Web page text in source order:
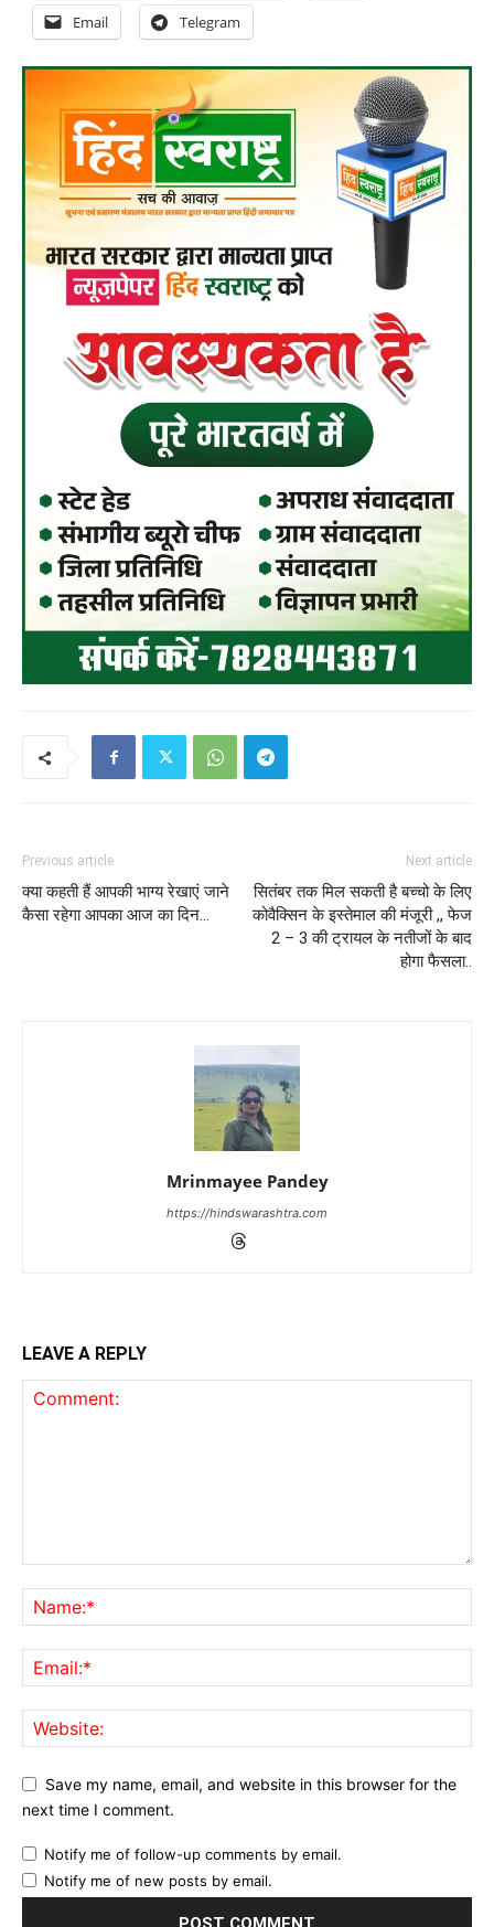
Email Telegram
Previous article
क्या कहती हैं आपकी भाग्य रेखाएं जाने
कैसा रहेगा आपका आज का दिन…
Next article
सितंबर तक मिल सकती है बच्चो के लिए
कोवैक्सिन के इस्तेमाल की मंजूरी ,, फेज
2 – 3 की ट्रायल के नतीजों के बाद
होगा फैसला..
Mrinmayee Pandey
https://hindswarashtra.com
LEAVE A REPLY
Save my name, email, and website in this browser for the
next time I comment.
Notify me of follow-up comments by email.
Notify me of new posts by email.